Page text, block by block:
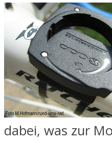
dabei, was zur